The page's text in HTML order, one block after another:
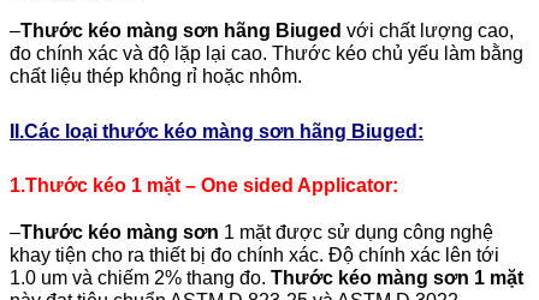
–Thước kéo màng sơn hãng Biuged với chất lượng cao,
đo chính xác và độ lặp lại cao. Thước kéo chủ yếu làm bằng
chất liệu thép không rỉ hoặc nhôm.
II.Các loại thước kéo màng sơn hãng Biuged:
1.Thước kéo 1 mặt – One sided Applicator:
–Thước kéo màng sơn 1 mặt được sử dụng công nghệ
khay tiện cho ra thiết bị đo chính xác. Độ chính xác lên tới
1.0 um và chiếm 2% thang đo. Thước kéo màng sơn 1 mặt